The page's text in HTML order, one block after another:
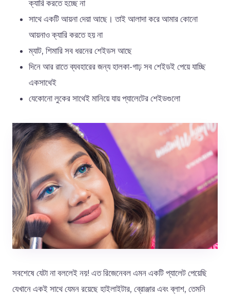
ক্যারি করতে হচ্ছে না
সাথে একটি আয়না দেয়া আছে। তাই আলাদা করে আমার কোনো
আয়নাও ক্যারি করতে হয় না
ম্যাট, শিমারি সব ধরনের শেইডস আছে
দিনে আর রাতে ব্যবহারের জন্য হালকা-গাঢ় সব শেইডই পেয়ে যাচ্ছি
একসাথেই
যেকোনো লুকের সাথেই মানিয়ে যায় প্যালেটের শেইডগুলো
সবশেষে যেটা না বললেই নয়! এত রিজেনেবল এমন একটি প্যালেট পেয়েছি
যেখানে একই সাথে যেমন রয়েছে হাইলাইটার, ব্রোঞ্জার এবং ব্লাশ, তেমনি